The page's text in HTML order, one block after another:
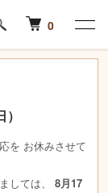
0
を お休みさせて
しては、 8月17